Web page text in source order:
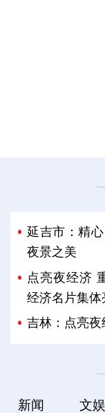
延吉市：精
夜景之美
点亮夜经济
经济名片集体
吉林：点亮
新闻 文娱